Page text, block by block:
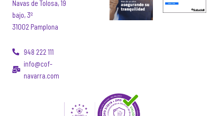
Navas de Tolosa, 19
bajo, 3º
31002 Pamplona
948 222 111
info@cof-
navarra.com